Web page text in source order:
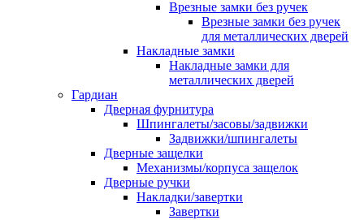
Врезные замки без ручек
Врезные замки без ручек
для металлических дверей
Накладные замки
Накладные замки для
металлических дверей
Гардиан
Дверная фурнитура
Шпингалеты/засовы/задвижки
Задвижки/шпингалеты
Дверные защелки
Механизмы/корпуса защелок
Дверные ручки
Накладки/завертки
Завертки